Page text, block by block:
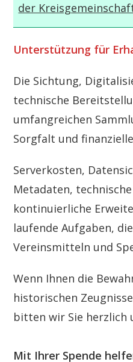
der
Unterstützung für
Die Sichtung,
technische
umfangreichen
Sorgfalt und
Serverkosten,
Metadaten,
kontinuierliche
laufende Aufgaben,
Vereinsmitteln und
Wenn Ihnen die
historischen
bitten wir Sie herzlich
Mit Ihrer Spende